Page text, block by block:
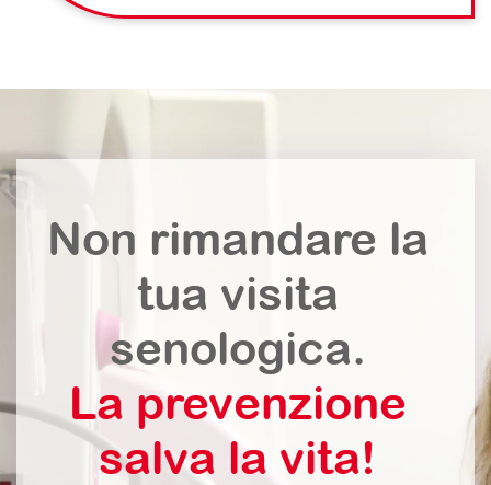
Non rimandare la
tua visita
senologica.
La prevenzione
salva la vita!